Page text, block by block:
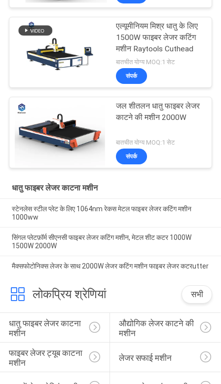
एल्यूमीनियम मिश्र धातु के लिए
1500W फाइबर लेजर कटिंग
मशीन Raytools Cuthead
बातचीत योग्य MOQ:1 सेट
संपर्क
जल शीतलन धातु फाइबर लेजर
काटने की मशीन 2000W
बातचीत योग्य MOQ:1 सेट
संपर्क
धातु फाइबर लेजर काटना मशीन
स्टेनलेस स्टील प्लेट के लिए 1064nm रेकस मेटल फाइबर लेजर कटिंग मशीन
1000ww
सिंगल प्लेटफ़ॉर्म सीएनसी फाइबर लेजर कटिंग मशीन, मेटल शीट कटर 1000W
1500W 2000W
मैक्सफोटोनिक्स लेजर के साथ 2000W लेजर कटिंग मशीन फाइबर लेजर कटरutter
लोकप्रिय श्रेणियां सभी
धातु फाइबर लेजर काटना
मशीन
औद्योगिक लेजर काटने की
मशीन
फाइबर लेजर ट्यूब काटना
मशीन
लेजर सफाई मशीन